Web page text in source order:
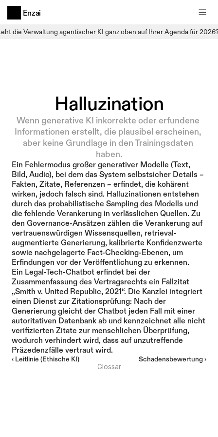
die Verwaltung agentischer KI ganz oben auf Ihrer Agenda für
Enzai
Halluzination
Wenn generative KI inkorrekte oder erfundene
Informationen erstellt, die plausibel erscheinen,
aber keine Grundlage in den Trainingsdaten
haben.
Ein Fehlermodus großer generativer Modelle (Text,
Bild, Audio), bei dem das System selbstsicher Details –
Fakten, Zitate, Referenzen – erfindet, die kohärent
wirken, jedoch falsch sind. Halluzinationen entstehen
durch das probabilistische Sampling des Modells und
die fehlende Verankerung in verlässlichen Quellen. Zu
den Governance-Ansätzen zählen die Verankerung auf
vertrauenswürdigen Wissensquellen, retrieval-
augmentierte Generierung, kalibrierte Konfidenzwerte
sowie nachgelagerte Fact-Checking-Ebenen, um
Erfindungen vor der Veröffentlichung zu erkennen.
Ein Legal-Tech-Chatbot erfindet bei der
Zusammenfassung des Vertragsrechts ein Fallzitat
„Smith v. United Republic, 2021“. Die Kanzlei integriert
einen Dienst zur Zitationsprüfung: Nach der
Generierung gleicht der Chatbot jeden Fall mit einer
autoritativen Datenbank ab und kennzeichnet alle nicht
verifizierten Zitate zur menschlichen Überprüfung,
wodurch verhindert wird, dass auf unzutreffende
Präzedenzfälle vertraut wird.
‹ Leitlinie (Ethische KI) Schadensbewertung ›
Glossar